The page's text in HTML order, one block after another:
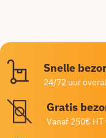
Snelle
24/72 uur
Gratis
Vanaf 250€ HT